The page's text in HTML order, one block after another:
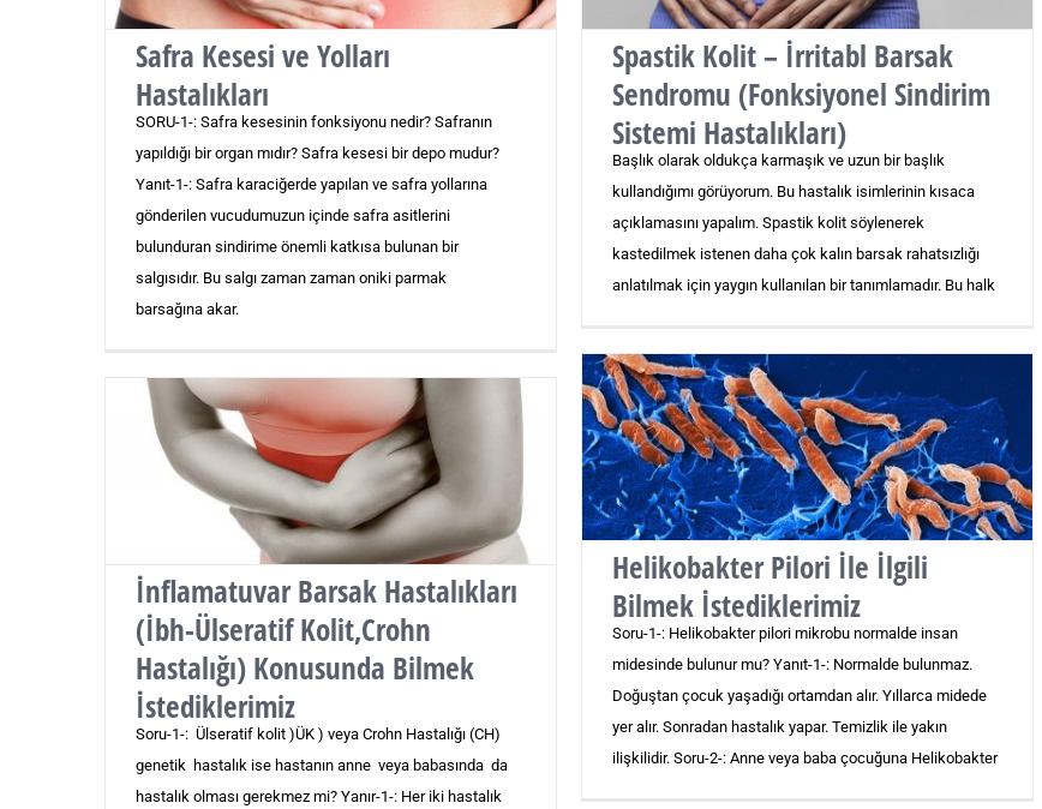
Safra Kesesi ve Yolları
Hastalıkları
SORU-1-: Safra kesesinin fonksiyonu nedir? Safranın
yapıldığı bir organ mıdır? Safra kesesi bir depo mudur?
Yanıt-1-: Safra karaciğerde yapılan ve safra yollarına
gönderilen vucudumuzun içinde safra asitlerini
bulunduran sindirime önemli katkısa bulunan bir
salgısıdır. Bu salgı zaman zaman oniki parmak
barsağına akar.
Spastik Kolit – İrritabl Barsak
Sendromu (Fonksiyonel Sindirim
Sistemi Hastalıkları)
Başlık olarak oldukça karmaşık ve uzun bir başlık
kullandığımı görüyorum. Bu hastalık isimlerinin kısaca
açıklamasını yapalım. Spastik kolit söylenerek
kastedilmek istenen daha çok kalın barsak rahatsızlığı
anlatılmak için yaygın kullanılan bir tanımlamadır. Bu halk
Helikobakter Pilori İle İlgili
Bilmek İstediklerimiz
Soru-1-: Helikobakter pilori mikrobu normalde insan
midesinde bulunur mu? Yanıt-1-: Normalde bulunmaz.
Doğuştan çocuk yaşadığı ortamdan alır. Yıllarca midede
yer alır. Sonradan hastalık yapar. Temizlik ile yakın
ilişkilidir. Soru-2-: Anne veya baba çocuğuna Helikobakter
İnflamatuvar Barsak Hastalıkları
(İbh-Ülseratif Kolit,Crohn
Hastalığı) Konusunda Bilmek
İstediklerimiz
Soru-1-: Ülseratif kolit )ÜK ) veya Crohn Hastalığı (CH)
genetik hastalık ise hastanın anne veya babasında da
hastalık olması gerekmez mi? Yanır-1-: Her iki hastalık